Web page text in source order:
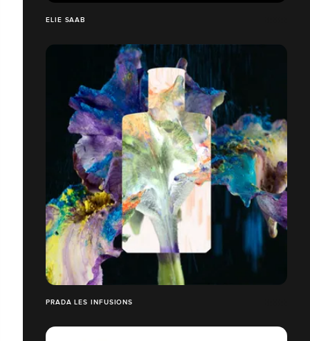
ELIE SAAB
PRADA LES INFUSIONS